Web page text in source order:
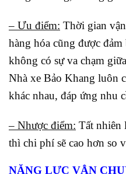
– Ưu điểm: Thời gian
hàng hóa cũng được
không có sự va chạm
Nhà xe Bảo Khang luôn
khác nhau, đáp ứng nhu
– Nhược điểm: Tất nhiên
thì chi phí sẽ cao hơn so
NĂNG LỰC VẬN